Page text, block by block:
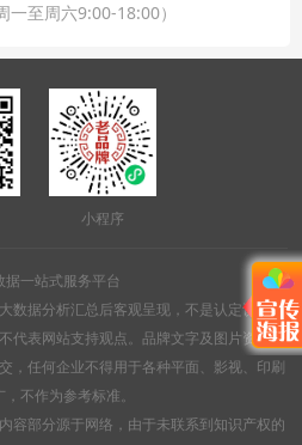
一至周六9:00-18:00）
小程序
据一站式服务平台
数据分析汇总后客观呈现，不是认定认证，
代表网站支持观点。品牌文字及图片资料均
，任何企业不得用于各种平面、影视、印刷
不作为参考标准。
容部分源于网络，由于未联系到知识产权的